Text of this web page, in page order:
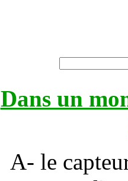
Dans un
A- le